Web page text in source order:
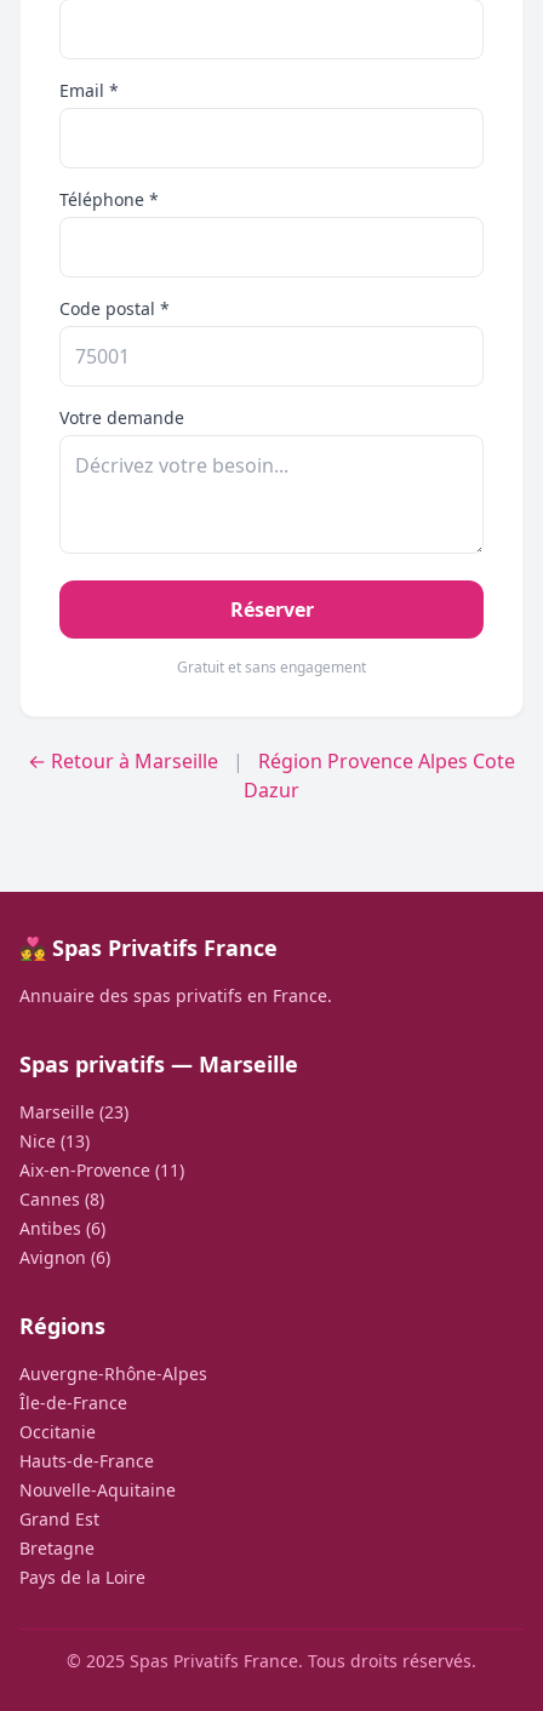
Email *
Téléphone *
Code postal *
Votre demande
Réserver
Gratuit et sans engagement
← Retour à Marseille |
Région Provence Alpes Cote
Dazur
💑 Spas Privatifs France
Annuaire des spas privatifs en France.
Spas privatifs — Marseille
Marseille (23)
Nice (13)
Aix-en-Provence (11)
Cannes (8)
Antibes (6)
Avignon (6)
Régions
Auvergne-Rhône-Alpes
Île-de-France
Occitanie
Hauts-de-France
Nouvelle-Aquitaine
Grand Est
Bretagne
Pays de la Loire
© 2025 Spas Privatifs France. Tous droits réservés.